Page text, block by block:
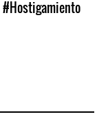
#Hostigamiento